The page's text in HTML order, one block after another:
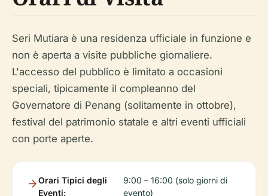
Seri Mutiara è una residenza ufficiale in funzione e
non è aperta a visite pubbliche giornaliere.
L'accesso del pubblico è limitato a occasioni
speciali, tipicamente il compleanno del
Governatore di Penang (solitamente in ottobre),
festival del patrimonio statale e altri eventi ufficiali
con porte aperte.
Orari Tipici degli
Eventi:
9:00 – 16:00 (solo giorni di
evento)